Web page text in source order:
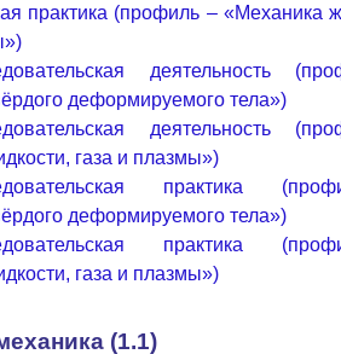
практика (профиль – «Механика
деятельность
деформируемого тела»)
деятельность
газа и плазмы»)
практика
деформируемого тела»)
практика
газа и плазмы»)
(1.1)